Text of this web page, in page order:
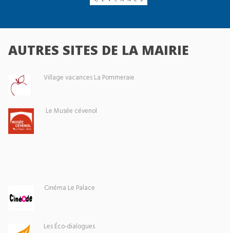
AUTRES SITES DE LA MAIRIE
Village vacances La Pommeraie
Le Musée cévenol
Cinéma Le Palace
Les Éco-dialogues